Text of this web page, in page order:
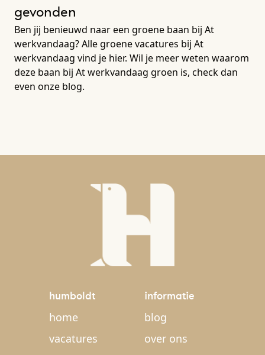
gevonden
Ben jij benieuwd naar een groene baan bij At
werkvandaag? Alle groene vacatures bij At
werkvandaag vind je hier. Wil je meer weten waarom
deze baan bij At werkvandaag groen is, check dan
even onze blog.
humboldt
home
vacatures
informatie
blog
over ons